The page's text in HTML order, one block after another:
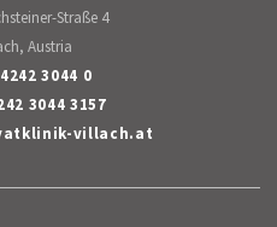
Straße 4
Austria
3044 0
3044 3157
villach.at